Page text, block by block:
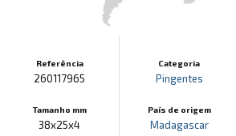
Referência
260117965
Tamanho mm
38x25x4
Categoria
Pingentes
País de origem
Madagascar